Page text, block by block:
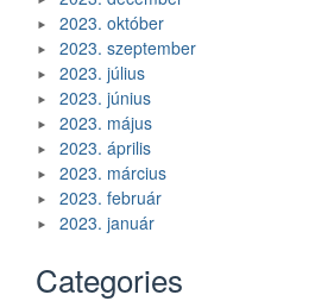
2023. október
2023. szeptember
2023. július
2023. június
2023. május
2023. április
2023. március
2023. február
2023. január
Categories